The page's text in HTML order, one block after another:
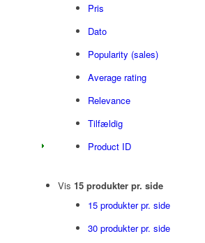
Pris
Dato
Popularity (sales)
Average rating
Relevance
Tilfældig
Product ID
Vis 15 produkter pr. side
15 produkter pr. side
30 produkter pr. side